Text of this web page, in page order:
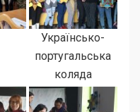
Українсько-
португальська
коляда